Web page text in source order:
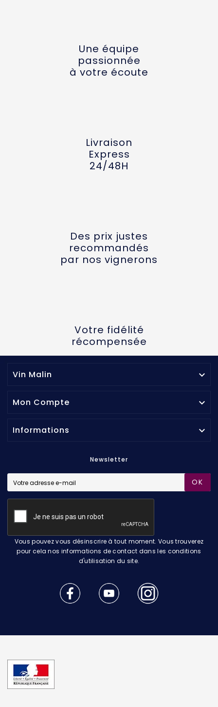
Une équipe
passionnée
à votre écoute
Livraison
Express
24/48H
Des prix justes
recommandés
par nos vignerons
Votre fidélité
récompensée
Vin Malin 
Mon Compte 
Informations 
Newsletter
OK
Vous pouvez vous désinscrire à tout moment. Vous trouverez
pour cela nos informations de contact dans les conditions
d'utilisation du site.